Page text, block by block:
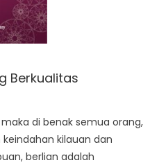
Berkualitas
di benak semua orang,
kilauan dan
berlian adalah